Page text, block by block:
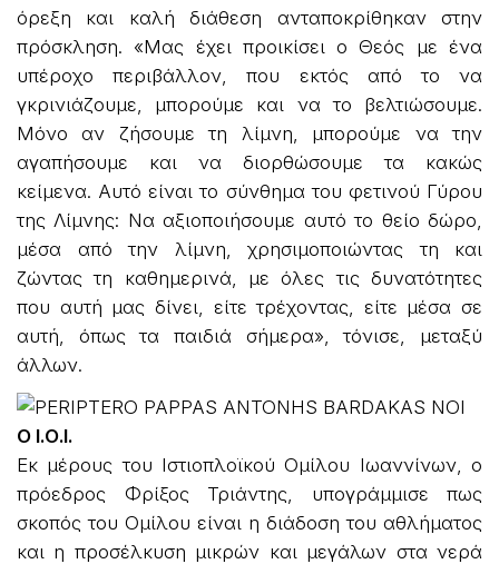
όρεξη και καλή διάθεση ανταποκρίθηκαν στην
πρόσκληση. «Μας έχει προικίσει ο Θεός με ένα
υπέροχο περιβάλλον, που εκτός από το να
γκρινιάζουμε, μπορούμε και να το βελτιώσουμε.
Μόνο αν ζήσουμε τη λίμνη, μπορούμε να την
αγαπήσουμε και να διορθώσουμε τα κακώς
κείμενα. Αυτό είναι το σύνθημα του φετινού Γύρου
της Λίμνης: Να αξιοποιήσουμε αυτό το θείο δώρο,
μέσα από την λίμνη, χρησιμοποιώντας τη και
ζώντας τη καθημερινά, με όλες τις δυνατότητες
που αυτή μας δίνει, είτε τρέχοντας, είτε μέσα σε
αυτή, όπως τα παιδιά σήμερα», τόνισε, μεταξύ
άλλων.
Ο Ι.Ο.Ι.
Εκ μέρους του Ιστιοπλοϊκού Ομίλου Ιωαννίνων, ο
πρόεδρος Φρίξος Τριάντης, υπογράμμισε πως
σκοπός του Ομίλου είναι η διάδοση του αθλήματος
και η προσέλκυση μικρών και μεγάλων στα νερά